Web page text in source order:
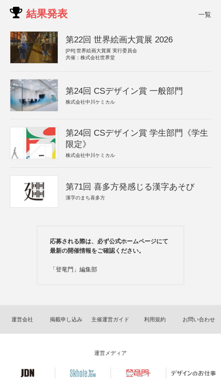
結果発表 一覧
第22回 世界絵画大賞展 2026
[PR] 世界絵画大賞展 実行委員会
共催：株式会社世界堂
第24回 CSデザイン賞 一般部門
株式会社中川ケミカル
第24回 CSデザイン賞 学生部門《学生
限定》
株式会社中川ケミカル
第71回 喜多方発感じる漢字あそび
漢字のまち喜多方
応募される際は、必ず公式ホームページにて
最新の開催情報をご確認ください。
「登竜門」編集部
運営会社 掲載申し込み 主催運営ガイド 利用規約 お問い合わせ
運営メディア